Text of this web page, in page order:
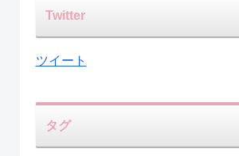
Twitter
ツイート
タグ